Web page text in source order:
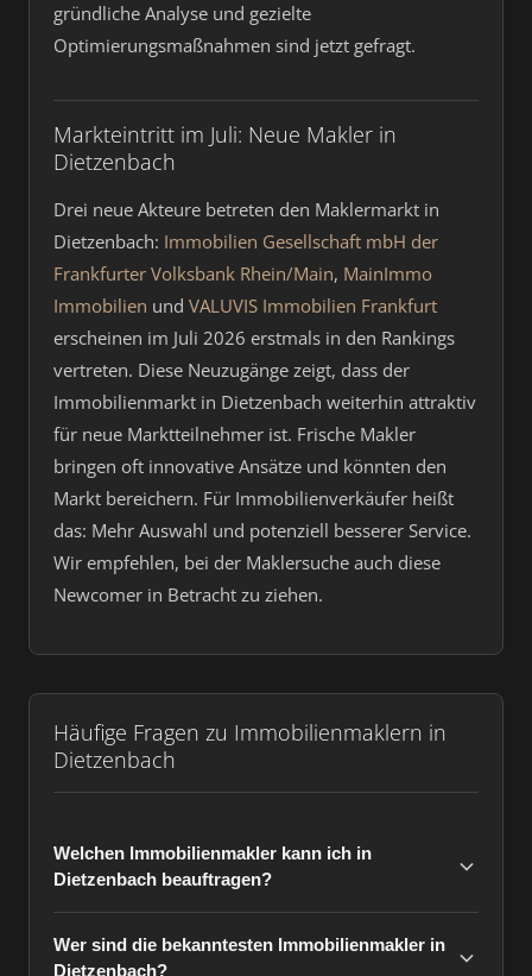
gründliche Analyse und gezielte
Optimierungsmaßnahmen sind jetzt gefragt.
Markteintritt im Juli: Neue Makler in
Dietzenbach
Drei neue Akteure betreten den Maklermarkt in
Dietzenbach: Immobilien Gesellschaft mbH der
Frankfurter Volksbank Rhein/Main, MainImmo
Immobilien und VALUVIS Immobilien Frankfurt
erscheinen im Juli 2026 erstmals in den Rankings
vertreten. Diese Neuzugänge zeigt, dass der
Immobilienmarkt in Dietzenbach weiterhin attraktiv
für neue Marktteilnehmer ist. Frische Makler
bringen oft innovative Ansätze und könnten den
Markt bereichern. Für Immobilienverkäufer heißt
das: Mehr Auswahl und potenziell besserer Service.
Wir empfehlen, bei der Maklersuche auch diese
Newcomer in Betracht zu ziehen.
Häufige Fragen zu Immobilienmaklern in
Dietzenbach
Welchen Immobilienmakler kann ich in
Dietzenbach beauftragen?
Wer sind die bekanntesten Immobilienmakler in
Dietzenbach?